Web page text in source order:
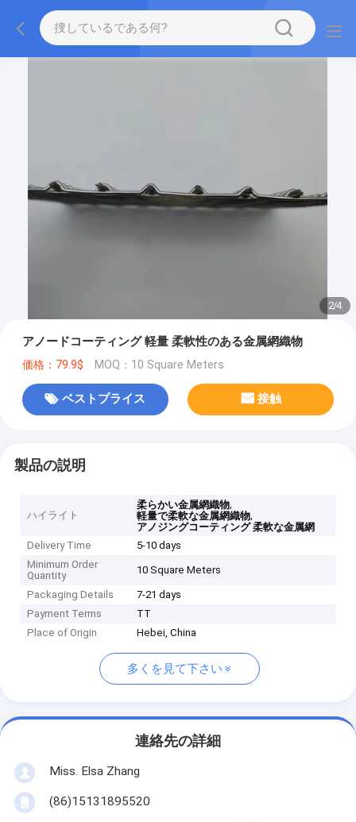
2/4
アノードコーティング 軽量 柔軟性のある金属網織物
価格：79.9$ MOQ：10 Square Meters
ベストプライス 接触
製品の説明
ハイライト
柔らかい金属網織物,
軽量で柔軟な金属網織物,
アノジングコーティング 柔軟な金属網
Delivery Time
5-10 days
Minimum Order
Quantity
10 Square Meters
Packaging Details
7-21 days
Payment Terms
TT
Place of Origin
Hebei, China
多くを見て下さい
連絡先の詳細
Miss. Elsa Zhang
(86)15131895520